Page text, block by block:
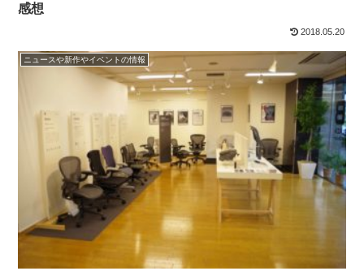
感想
2018.05.20
ニュースや新作やイベントの情報